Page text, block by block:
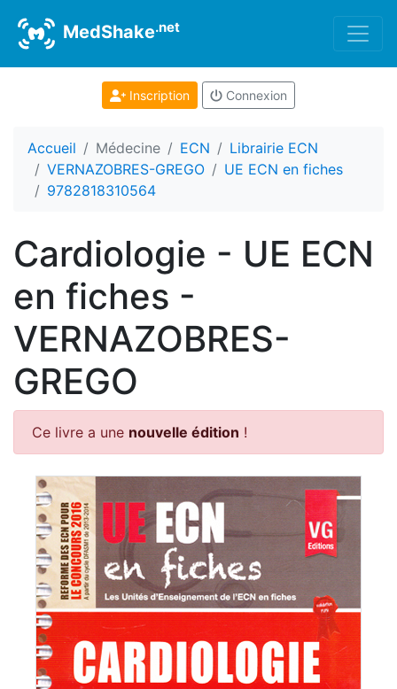
MedShake.net
Inscription Connexion
Accueil Médecine ECN
Librairie ECN
VERNAZOBRES-GREGO
UE ECN en fiches
9782818310564
Cardiologie - UE ECN
en fiches -
VERNAZOBRES-
GREGO
Ce livre a une nouvelle édition !